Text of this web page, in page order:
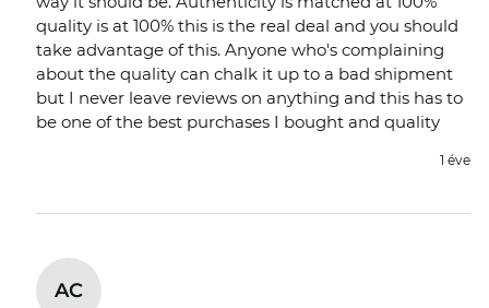
quality is at 100% this is the real deal and you should
take advantage of this. Anyone who's complaining
about the quality can chalk it up to a bad shipment
but I never leave reviews on anything and this has to
be one of the best purchases I bought and quality
1 éve
AC